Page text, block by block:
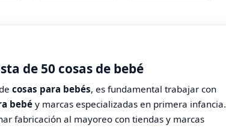
de 50 cosas de bebé
cosas para bebés, es fundamental trabajar con
bebé y marcas especializadas en primera infancia.
fabricación al mayoreo con tiendas y marcas